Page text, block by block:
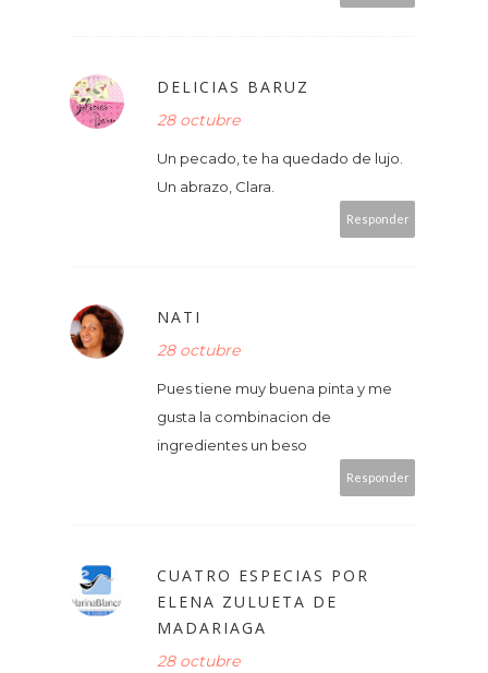
DELICIAS BARUZ
28 octubre
Un pecado, te ha quedado de lujo.
Un abrazo, Clara.
Responder
NATI
28 octubre
Pues tiene muy buena pinta y me
gusta la combinacion de
ingredientes un beso
Responder
CUATRO ESPECIAS POR
ELENA ZULUETA DE
MADARIAGA
28 octubre